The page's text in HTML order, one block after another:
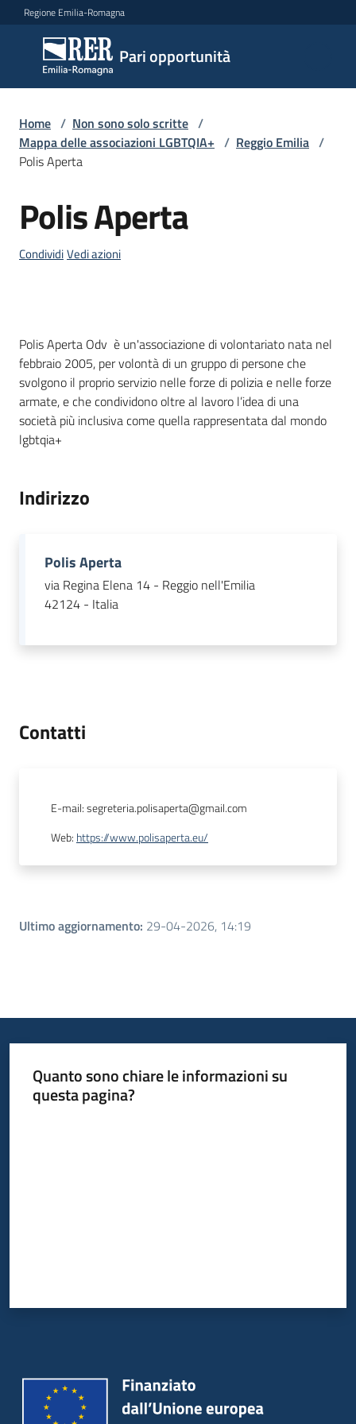
Vai al contenuto
Vai alla navigazione
Vai al footer
Regione Emilia-Romagna
Pari opportunità
Pari
opportunità
Argomenti
Novità
Bandi
Piani
Programmi
Progetti
Seguici
Home / Non sono solo scritte /
Mappa delle associazioni LGBTQIA+ / Reggio Emilia /
Polis Aperta
Salta al contenuto
Polis Aperta
CondividiVedi azioni
Descrizione
Polis Aperta Odv è un'associazione di volontariato nata nel
febbraio 2005, per volontà di un gruppo di persone che
svolgono il proprio servizio nelle forze di polizia e nelle forze
armate, e che condividono oltre al lavoro l’idea di una
società più inclusiva come quella rappresentata dal mondo
lgbtqia+
Indirizzo
Polis Aperta
via Regina Elena 14 - Reggio nell'Emilia
42124 - Italia
Contatti
E-mail:segreteria.polisaperta@gmail.com
Web: https://www.polisaperta.eu/
Ultimo aggiornamento: 29-04-2026, 14:19
Quanto sono chiare le informazioni su
questa pagina?